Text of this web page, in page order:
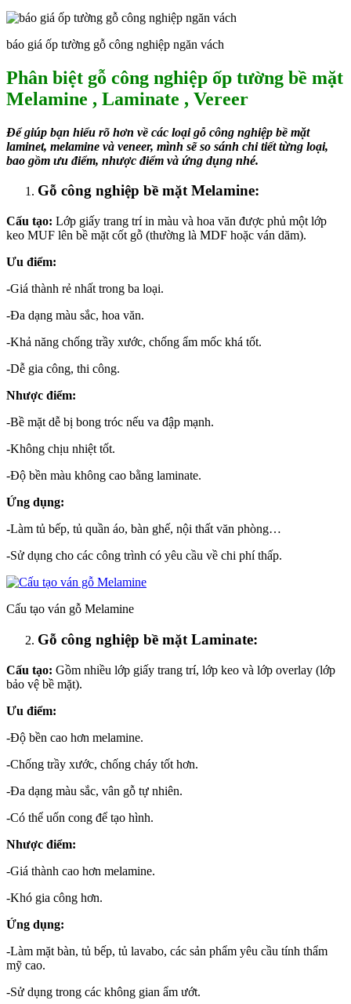
báo giá ốp tường gỗ công nghiệp ngăn vách
Phân biệt gỗ công nghiệp ốp tường bề mặt
Melamine , Laminate , Vereer
Để giúp bạn hiểu rõ hơn về các loại gỗ công nghiệp bề mặt
laminet, melamine và veneer, mình sẽ so sánh chi tiết từng loại,
bao gồm ưu điểm, nhược điểm và ứng dụng nhé.
Gỗ công nghiệp bề mặt Melamine:
Cấu tạo: Lớp giấy trang trí in màu và hoa văn được phủ một lớp
keo MUF lên bề mặt cốt gỗ (thường là MDF hoặc ván dăm).
Ưu điểm:
-Giá thành rẻ nhất trong ba loại.
-Đa dạng màu sắc, hoa văn.
-Khả năng chống trầy xước, chống ẩm mốc khá tốt.
-Dễ gia công, thi công.
Nhược điểm:
-Bề mặt dễ bị bong tróc nếu va đập mạnh.
-Không chịu nhiệt tốt.
-Độ bền màu không cao bằng laminate.
Ứng dụng:
-Làm tủ bếp, tủ quần áo, bàn ghế, nội thất văn phòng…
-Sử dụng cho các công trình có yêu cầu về chi phí thấp.
Cấu tạo ván gỗ Melamine
Gỗ công nghiệp bề mặt Laminate:
Cấu tạo: Gồm nhiều lớp giấy trang trí, lớp keo và lớp overlay (lớp
bảo vệ bề mặt).
Ưu điểm:
-Độ bền cao hơn melamine.
-Chống trầy xước, chống cháy tốt hơn.
-Đa dạng màu sắc, vân gỗ tự nhiên.
-Có thể uốn cong để tạo hình.
Nhược điểm:
-Giá thành cao hơn melamine.
-Khó gia công hơn.
Ứng dụng:
-Làm mặt bàn, tủ bếp, tủ lavabo, các sản phẩm yêu cầu tính thẩm
mỹ cao.
-Sử dụng trong các không gian ẩm ướt.